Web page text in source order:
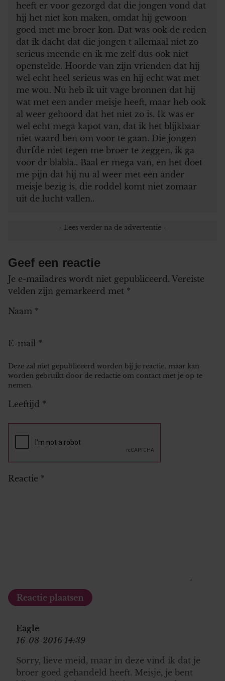
heeft er voor gezorgd dat die jongen vond dat
hij het niet kon maken, omdat hij gewoon
goed met me broer kon. Dat was ook de reden
dat ik dacht dat die jongen t allemaal niet zo
serieus meende en ik me zelf dus ook niet
openstelde. Hoorde van zijn vrienden dat hij
wel echt heel serieus was en hij echt wat met
me wou. Nu heb ik uit vage bronnen dat hij
wat met een ander meisje heeft, maar heb ook
al weer gehoord dat het niet zo is. Ik was er
wel echt mega kapot van, dat ik het blijkbaar
niet waard ben om voor te gaan. Die jongen
durfde niet tegen me broer te zeggen, ik ga
voor dr blabla.. Baal er mega van, en het doet
me pijn dat hij nu al weer met een ander
meisje bezig is, die roddel komt niet zomaar
uit de lucht vallen..
Geef een reactie
Je e-mailadres wordt niet gepubliceerd. Vereiste
velden zijn gemarkeerd met *
Naam *
E-mail *
Deze zal niet gepubliceerd worden bij je reactie, maar kan
worden gebruikt door de redactie om contact met je op te
nemen.
Leeftijd *
Reactie *
Eagle
16-08-2016 14:39
Sorry, lieve meid, maar in deze vind ik dat je
broer goed gehandeld heeft. Meisje, je bent